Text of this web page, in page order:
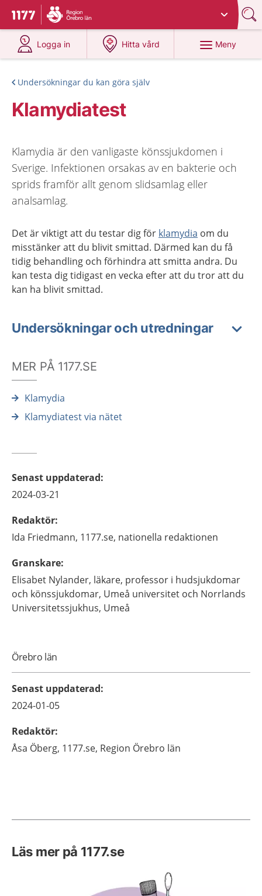
Till startsidan för 1177
Du har valt region
Logga in
på 1177.se
Hitta vård
på 1177.se
Meny
Undersökningar du kan göra själv
Klamydiatest
Klamydia är den vanligaste könssjukdomen i
Sverige. Infektionen orsakas av en bakterie och
sprids framför allt genom slidsamlag eller
analsamlag.
Det är viktigt att du testar dig för klamydia om du
misstänker att du blivit smittad. Därmed kan du få
tidig behandling och förhindra att smitta andra. Du
kan testa dig tidigast en vecka efter att du tror att du
kan ha blivit smittad.
Undersökningar och utredningar
MER PÅ 1177.SE
Klamydia
Klamydiatest via nätet
Senast uppdaterad:
2024-03-21
Redaktör:
Ida Friedmann, 1177.se, nationella redaktionen
Granskare:
Elisabet Nylander, läkare, professor i hudsjukdomar
och könssjukdomar, Umeå universitet och Norrlands
Universitetssjukhus, Umeå
Örebro län
Senast uppdaterad:
2024-01-05
Redaktör:
Åsa Öberg, 1177.se, Region Örebro län
Läs mer på 1177.se